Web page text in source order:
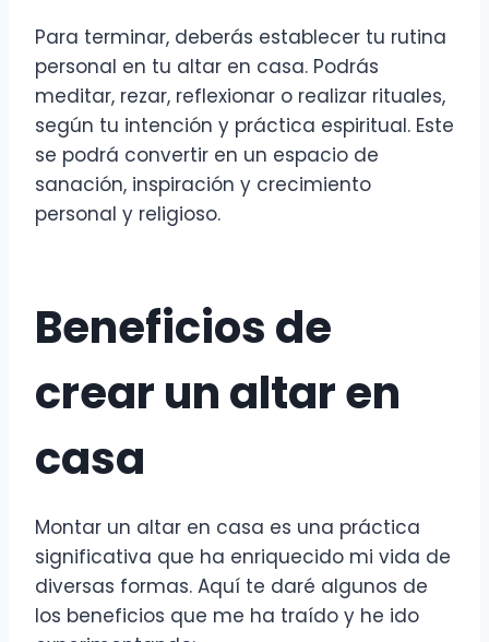
Para terminar, deberás establecer tu rutina
personal en tu altar en casa. Podrás
meditar, rezar, reflexionar o realizar rituales,
según tu intención y práctica espiritual. Este
se podrá convertir en un espacio de
sanación, inspiración y crecimiento
personal y religioso.
Beneficios de
crear un altar en
casa
Montar un altar en casa es una práctica
significativa que ha enriquecido mi vida de
diversas formas. Aquí te daré algunos de
los beneficios que me ha traído y he ido